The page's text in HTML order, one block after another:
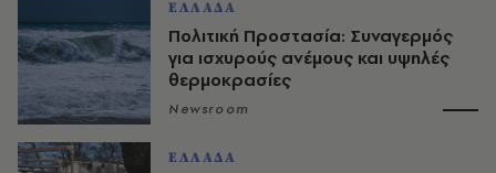
ΕΛΛΑΔΑ
Πολιτική Προστασία: Συναγερμός
για ισχυρούς ανέμους και υψηλές
θερμοκρασίες
Newsroom
ΕΛΛΑΔΑ